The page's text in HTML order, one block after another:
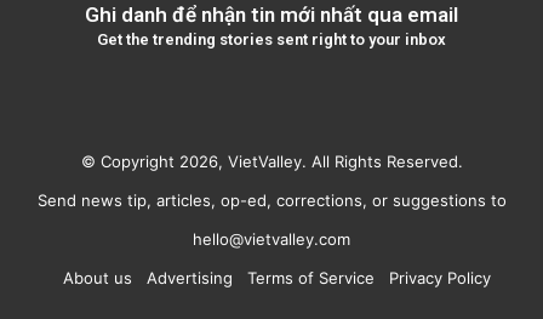
Ghi danh để nhận tin mới nhất qua email
Get the trending stories sent right to your inbox
© Copyright 2026, VietValley. All Rights Reserved.
Send news tip, articles, op-ed, corrections, or suggestions to
hello@vietvalley.com
About us
Advertising Terms of Service Privacy Policy